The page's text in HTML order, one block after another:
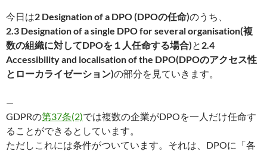
今日は2 Designation of a DPO (DPOの任命)のうち、
2.3 Designation of a single DPO for several organisation(複
数の組織に対してDPOを１人任命する場合) と 2.4
Accessibility and localisation of the DPO(DPOのアクセス性
とローカライゼーション)の部分を見ていきます。
—
GDPRの第37条(2)では複数の企業がDPOを一人だけ任命す
ることができるとしています。
ただしこれには条件がついています。それは、DPOに「各